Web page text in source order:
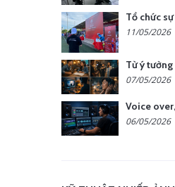
11/05/2026
07/05/2026
06/05/2026